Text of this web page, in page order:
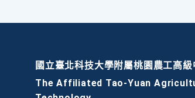
國立臺北科技大學附屬桃園農工高
The Affiliated Tao-Yuan